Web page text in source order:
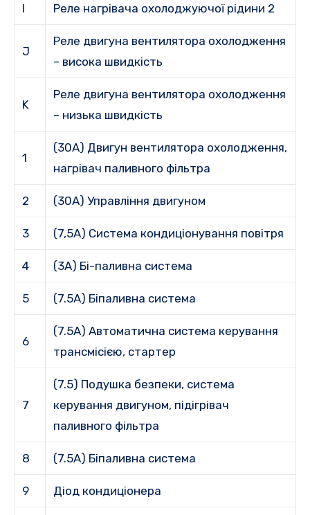
I Реле нагрівача охолоджуючої рідини 2
J
Реле двигуна вентилятора охолодження
– висока швидкість
K
Реле двигуна вентилятора охолодження
– низька швидкість
1
(30A) Двигун вентилятора охолодження,
нагрівач паливного фільтра
2 (30A) Управління двигуном
3 (7,5A) Система кондиціонування повітря
4 (3A) Бі-паливна система
5 (7.5A) Біпаливна система
6
(7.5A) Автоматична система керування
трансмісією, стартер
7
(7.5) Подушка безпеки, система
керування двигуном, підігрівач
паливного фільтра
8 (7.5A) Біпаливна система
9 Діод кондиціонера